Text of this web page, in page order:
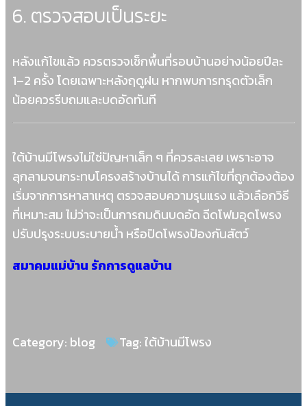
6. ตรวจสอบเป็นระยะ
หลังแก้ไขแล้ว ควรตรวจเช็กพื้นที่รอบบ้านอย่างน้อยปีละ
1–2 ครั้ง โดยเฉพาะหลังฤดูฝน หากพบการทรุดตัวเล็ก
น้อยควรรีบถมและบดอัดทันที
ใต้บ้านมีโพรงไม่ใช่ปัญหาเล็ก ๆ ที่ควรละเลย เพราะอาจ
ลุกลามจนกระทบโครงสร้างบ้านได้ การแก้ไขที่ถูกต้องต้อง
เริ่มจากการหาสาเหตุ ตรวจสอบความรุนแรง แล้วเลือกวิธี
ที่เหมาะสม ไม่ว่าจะเป็นการถมดินบดอัด ฉีดโฟมอุดโพรง
ปรับปรุงระบบระบายน้ำ หรือปิดโพรงป้องกันสัตว์
สมาคมแม่บ้าน รักการดูแลบ้าน
Category: blog Tag:ใต้บ้านมีโพรง